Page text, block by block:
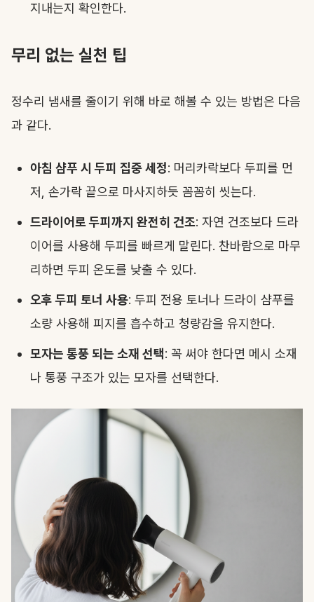
지내는지 확인한다.
무리 없는 실천 팁
정수리 냄새를 줄이기 위해 바로 해볼 수 있는 방법은 다음
과 같다.
아침 샴푸 시 두피 집중 세정: 머리카락보다 두피를 먼
저, 손가락 끝으로 마사지하듯 꼼꼼히 씻는다.
드라이어로 두피까지 완전히 건조: 자연 건조보다 드라
이어를 사용해 두피를 빠르게 말린다. 찬바람으로 마무
리하면 두피 온도를 낮출 수 있다.
오후 두피 토너 사용: 두피 전용 토너나 드라이 샴푸를
소량 사용해 피지를 흡수하고 청량감을 유지한다.
모자는 통풍 되는 소재 선택: 꼭 써야 한다면 메시 소재
나 통풍 구조가 있는 모자를 선택한다.